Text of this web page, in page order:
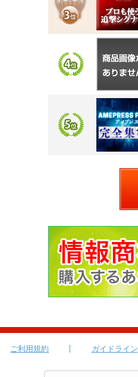
ご利用規約 ガイドライン